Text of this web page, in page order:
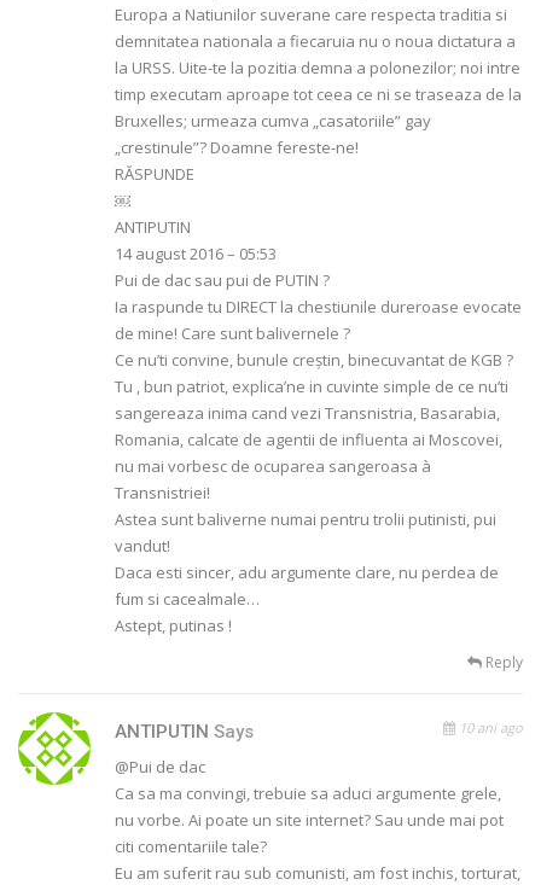
Europa a Natiunilor suverane care respecta traditia si
demnitatea nationala a fiecaruia nu o noua dictatura a
la URSS. Uite-te la pozitia demna a polonezilor; noi intre
timp executam aproape tot ceea ce ni se traseaza de la
Bruxelles; urmeaza cumva „casatoriile” gay
„crestinule”? Doamne fereste-ne!
RĂSPUNDE
￼
ANTIPUTIN
14 august 2016 – 05:53
Pui de dac sau pui de PUTIN ?
Ia raspunde tu DIRECT la chestiunile dureroase evocate
de mine! Care sunt balivernele ?
Ce nu’ti convine, bunule creştin, binecuvantat de KGB ?
Tu , bun patriot, explica’ne in cuvinte simple de ce nu’ti
sangereaza inima cand vezi Transnistria, Basarabia,
Romania, calcate de agentii de influenta ai Moscovei,
nu mai vorbesc de ocuparea sangeroasa à
Transnistriei!
Astea sunt baliverne numai pentru trolii putinisti, pui
vandut!
Daca esti sincer, adu argumente clare, nu perdea de
fum si cacealmale…
Astept, putinas !
Reply
ANTIPUTIN Says 10 ani ago
@Pui de dac
Ca sa ma convingi, trebuie sa aduci argumente grele,
nu vorbe. Ai poate un site internet? Sau unde mai pot
citi comentariile tale?
Eu am suferit rau sub comunisti, am fost inchis, torturat,